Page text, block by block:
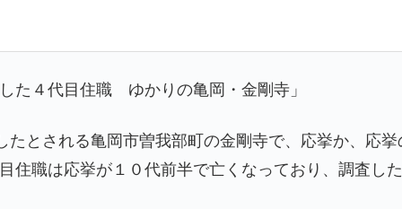
４代目住職 ゆかりの亀岡・金剛寺」
とされる亀岡市曽我部町の金剛寺で、応挙か、応挙
住職は応挙が１０代前半で亡くなっており、調査し